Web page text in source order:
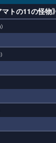
マトの11の怪物》